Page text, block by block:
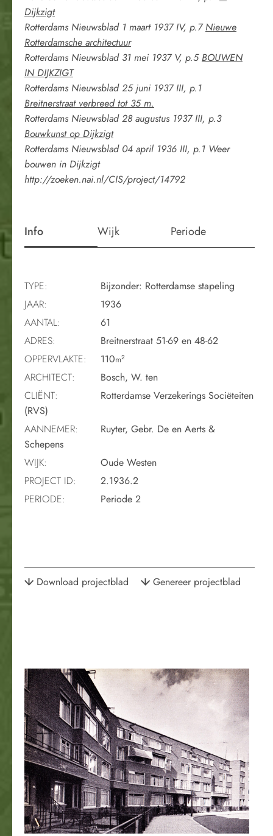
Dijkzigt
Rotterdams Nieuwsblad 1 maart 1937 IV, p.7Nieuwe
Rotterdamsche architectuur
Rotterdams Nieuwsblad 31 mei 1937 V, p.5 BOUWEN
IN DIJKZIGT
Rotterdams Nieuwsblad 25 juni 1937 III, p.1
Breitnerstraat verbreed tot 35 m.
Rotterdams Nieuwsblad 28 augustus 1937 III, p.3
Bouwkunst op Dijkzigt
Rotterdams Nieuwsblad 04 april 1936 III, p.1 Weer
bouwen in Dijkzigt
http://zoeken.nai.nl/CIS/project/14792
Info Wijk Periode
TYPE:
Bijzonder: Rotterdamse stapeling
JAAR:
1936
AANTAL:
61
ADRES:
Breitnerstraat 51-69 en 48-62
OPPERVLAKTE:
110m2
ARCHITECT:
Bosch, W. ten
CLIËNT:
Rotterdamse Verzekerings Sociëteiten
(RVS)
AANNEMER:
Ruyter, Gebr. De en Aerts &
Schepens
WIJK:
Oude Westen
PROJECT ID:
2.1936.2
PERIODE:
Periode 2
Download projectblad Genereer projectblad